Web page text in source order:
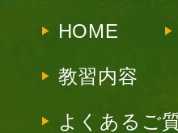
HOME
教習内容
よくあるご